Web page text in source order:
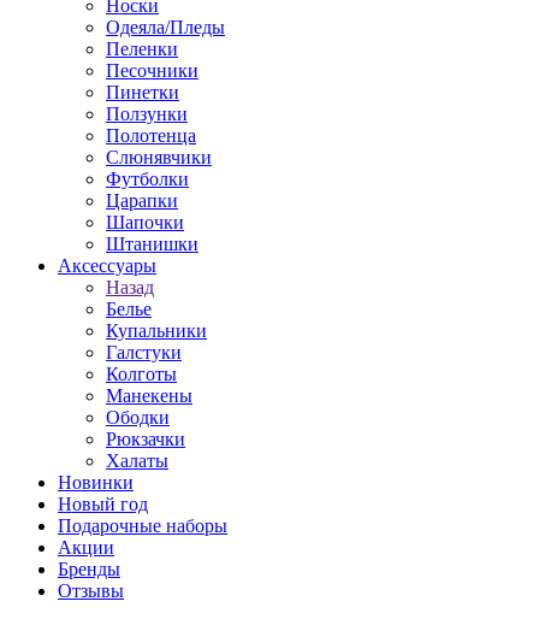
Носки
Одеяла/Пледы
Пеленки
Песочники
Пинетки
Ползунки
Полотенца
Слюнявчики
Футболки
Царапки
Шапочки
Штанишки
Аксессуары
Назад
Белье
Купальники
Галстуки
Колготы
Манекены
Ободки
Рюкзачки
Халаты
Новинки
Новый год
Подарочные наборы
Акции
Бренды
Отзывы